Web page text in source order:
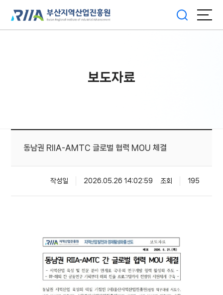
보도자료
동남권 RIIA-AMTC 글로벌 협력 MOU 체결
작성일 2026.05.26 14:02:59 조회 195